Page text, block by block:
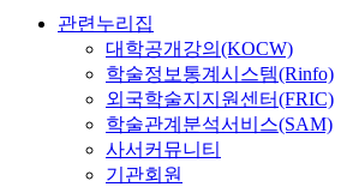
관련누리집
대학공개강의(KOCW)
학술정보통계시스템(Rinfo)
외국학술지지원센터(FRIC)
학술관계분석서비스(SAM)
사서커뮤니티
기관회원